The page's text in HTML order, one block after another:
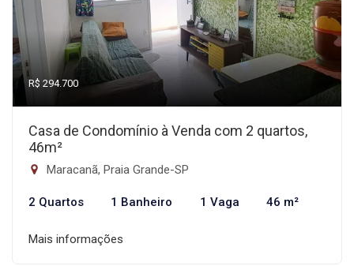
R$ 294.700
Casa de Condomínio à Venda com 2 quartos,
46m²
Maracanã, Praia Grande-SP
2 Quartos 1 Banheiro 1 Vaga 46 m²
Mais informações